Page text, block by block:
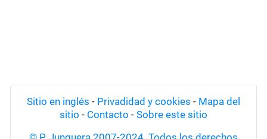
Sitio en inglés - Privadidad y cookies - Mapa del
sitio - Contacto - Sobre este sitio